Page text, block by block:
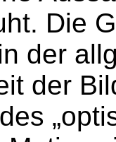
Die
der
der